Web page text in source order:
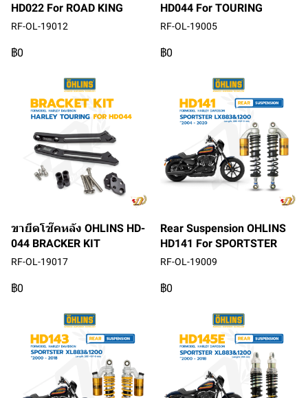
HD022 For ROAD KING
RF-OL-19012
฿0
HD044 For TOURING
RF-OL-19005
฿0
ขายึดโช๊คหลัง OHLINS HD-
044 BRACKER KIT
RF-OL-19017
฿0
Rear Suspension OHLINS
HD141 For SPORTSTER
RF-OL-19009
฿0